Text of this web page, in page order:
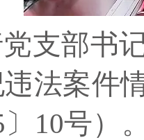
支部书
法案件
10号）